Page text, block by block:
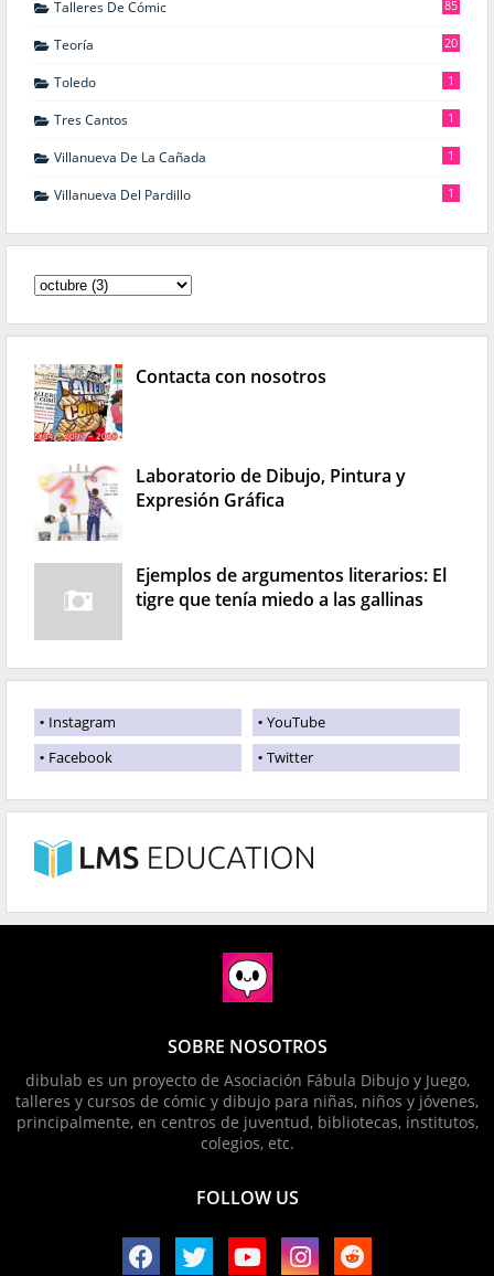
Talleres De Cómic 85
Teoría 20
Toledo 1
Tres Cantos 1
Villanueva De La Cañada 1
Villanueva Del Pardillo 1
Contacta con nosotros
Laboratorio de Dibujo, Pintura y
Expresión Gráfica
Ejemplos de argumentos literarios: El
tigre que tenía miedo a las gallinas
Instagram
YouTube
Facebook
Twitter
SOBRE NOSOTROS
dibulab es un proyecto de Asociación Fábula Dibujo y Juego,
talleres y cursos de cómic y dibujo para niñas, niños y jóvenes,
principalmente, en centros de juventud, bibliotecas, institutos,
colegios, etc.
FOLLOW US